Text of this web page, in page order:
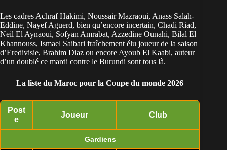
Les cadres Achraf Hakimi, Noussair Mazraoui, Anass Salah-
Eddine, Nayef Aguerd, bien qu’encore incertain, Chadi Riad,
Neil El Aynaoui, Sofyan Amrabat, Azzedine Ounahi, Bilal El
Khannouss, Ismael Saibari fraîchement élu joueur de la saison
d’Eredivisie, Brahim Diaz ou encore Ayoub El Kaabi, auteur
d’un doublé ce mardi contre le Burundi sont tous là.
La liste du Maroc pour la Coupe du monde 2026
Post
e
Joueur Club
Gardiens